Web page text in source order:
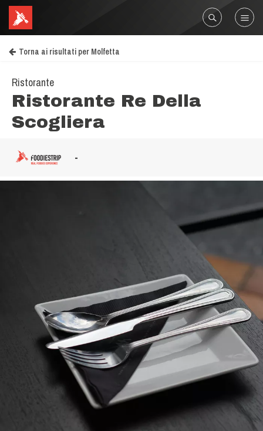
Torna ai risultati per Molfetta
Ristorante
Ristorante Re Della
Scogliera
-